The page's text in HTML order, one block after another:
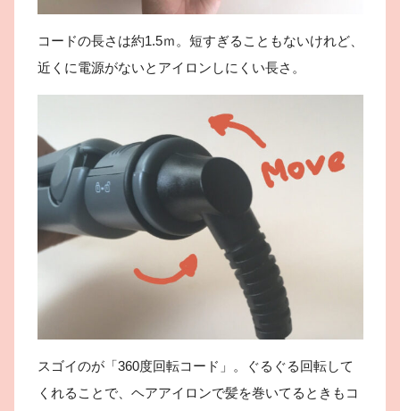
コードの長さは約1.5ｍ。短すぎることもないけれど、
近くに電源がないとアイロンしにくい長さ。
スゴイのが「360度回転コード」。ぐるぐる回転して
くれることで、ヘアアイロンで髪を巻いてるときもコ